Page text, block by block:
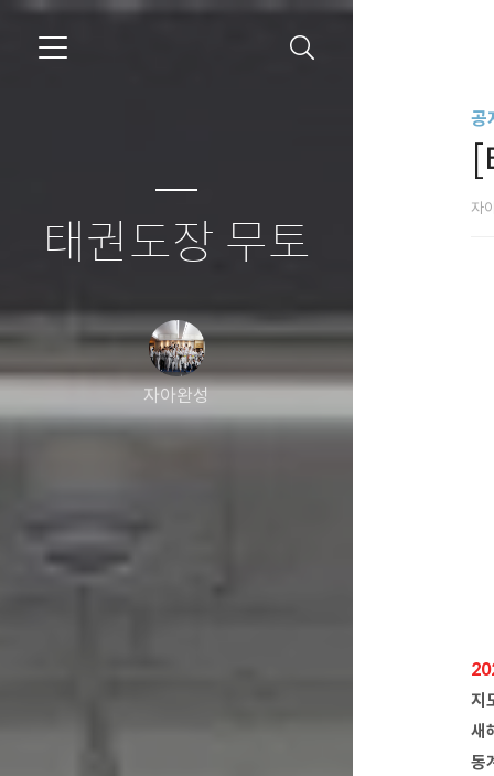
태권도장 무토
자아완성
공
자
지
새
동